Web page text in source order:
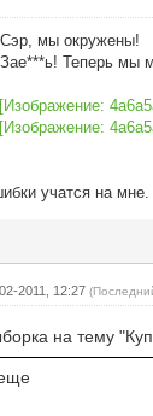
мы окружены!
Теперь мы
учатся на
2011, 12:27
на тему